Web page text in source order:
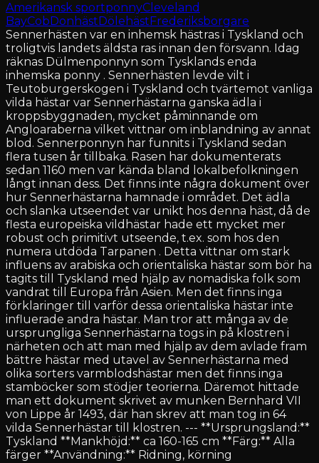
Amerikansk sportponnyCleveland
BayCob Donhäst Dölehäst Frederiksborgare
Sennerhästen var en inhemsk hästras i Tyskland och
troligtvis landets äldsta ras innan den försvann. Idag
räknas Dülmenponnyn som Tysklands enda
inhemska ponny . Sennerhästen levde vilt i
Teutoburgerskogen i Tyskland och tvärtemot vanliga
vilda hästar var Sennerhästarna ganska ädla i
kroppsbyggnaden, mycket påminnande om
Angloaraberna vilket vittnar om inblandning av annat
blod. Sennerponnyn har funnits i Tyskland sedan
flera tusen år tillbaka. Rasen har dokumenterats
sedan 1160 men var kända bland lokalbefolkningen
långt innan dess. Det finns inte några dokument över
hur Sennerhästarna hamnade i området. Det ädla
och slanka utseendet var unikt hos denna häst, då de
flesta europeiska vildhästar hade ett mycket mer
robust och primitivt utseende, t.ex. som hos den
numera utdöda Tarpanen . Detta vittnar om stark
influens av arabiska och orientaliska hästar som bör ha
tagits till Tyskland med hjälp av nomadiska folk som
vandrat till Europa från Asien. Men det finns inga
förklaringer till varför dessa orientaliska hästar inte
influerade andra hästar. Man tror att många av de
ursprungliga Sennerhästarna togs in på klostren i
närheten och att man med hjälp av dem avlade fram
bättre hästar med utavel av Sennerhästarna med
olika sorters varmblodshästar men det finns inga
stamböcker som stödjer teorierna. Däremot hittade
man ett dokument skrivet av munken Bernhard VII
von Lippe år 1493, där han skrev att man tog in 64
vilda Sennerhästar till klostren. --- **Ursprungsland:**
Tyskland **Mankhöjd:** ca 160-165 cm **Färg:** Alla
färger **Användning:** Ridning, körning